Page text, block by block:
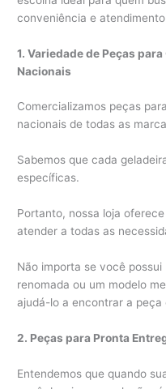
conveniência e
1. Variedade de Peças
Nacionais
Comercializamos peças
nacionais de todas as
Sabemos que cada
específicas.
Portanto, nossa loja
atender a todas as
Não importa se você
renomada ou um modelo
ajudá-lo a encontrar a peça
2. Peças para Pronta
Entendemos que quando